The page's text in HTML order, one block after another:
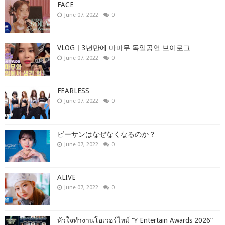
FACE
June 07, 2022 0
VLOGㅣ3년만에 마마무 독일공연 브이로그
June 07, 2022 0
FEARLESS
June 07, 2022 0
ビーサンはなぜなくなるのか？
June 07, 2022 0
ALIVE
June 07, 2022 0
หัวใจทำงานโอเวอร์ไทม์ “Y Entertain Awards 2026”